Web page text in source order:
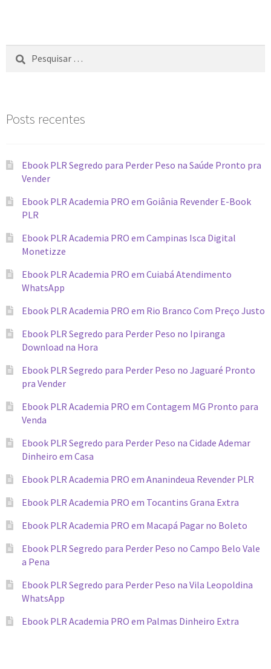
Posts recentes
Ebook PLR Segredo para Perder Peso na Saúde Pronto pra
Vender
Ebook PLR Academia PRO em Goiânia Revender E-Book
PLR
Ebook PLR Academia PRO em Campinas Isca Digital
Monetizze
Ebook PLR Academia PRO em Cuiabá Atendimento
WhatsApp
Ebook PLR Academia PRO em Rio Branco Com Preço Justo
Ebook PLR Segredo para Perder Peso no Ipiranga
Download na Hora
Ebook PLR Segredo para Perder Peso no Jaguaré Pronto
pra Vender
Ebook PLR Academia PRO em Contagem MG Pronto para
Venda
Ebook PLR Segredo para Perder Peso na Cidade Ademar
Dinheiro em Casa
Ebook PLR Academia PRO em Ananindeua Revender PLR
Ebook PLR Academia PRO em Tocantins Grana Extra
Ebook PLR Academia PRO em Macapá Pagar no Boleto
Ebook PLR Segredo para Perder Peso no Campo Belo Vale
a Pena
Ebook PLR Segredo para Perder Peso na Vila Leopoldina
WhatsApp
Ebook PLR Academia PRO em Palmas Dinheiro Extra